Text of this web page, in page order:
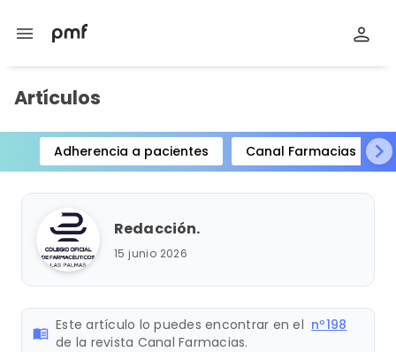
menu
Artículos
Adherencia a pacientes Canal Farmacias
Item
1
Redacción.
15 junio 2026
menu_book Este artículo lo puedes encontrar en el nº198
de la revista Canal Farmacias.